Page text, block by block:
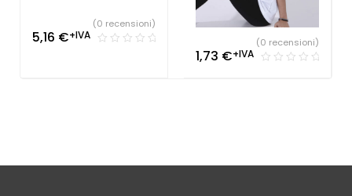
5,16 €+IVA
(0 recensioni)
1,73 €+IVA
(0 recensioni)